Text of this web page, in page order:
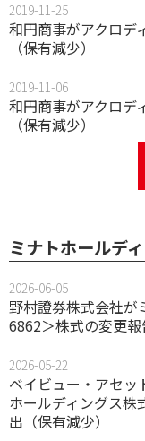
2019-11-25
和円商事がアクロデ
（保有減少）
2019-11-06
和円商事がアクロデ
（保有減少）
ミナトホールデ
2026-06-05
野村證券株式会社が
6862＞株式の変更報
2026-05-22
ベイビュー・アセッ
ホールディングス株
出（保有減少）